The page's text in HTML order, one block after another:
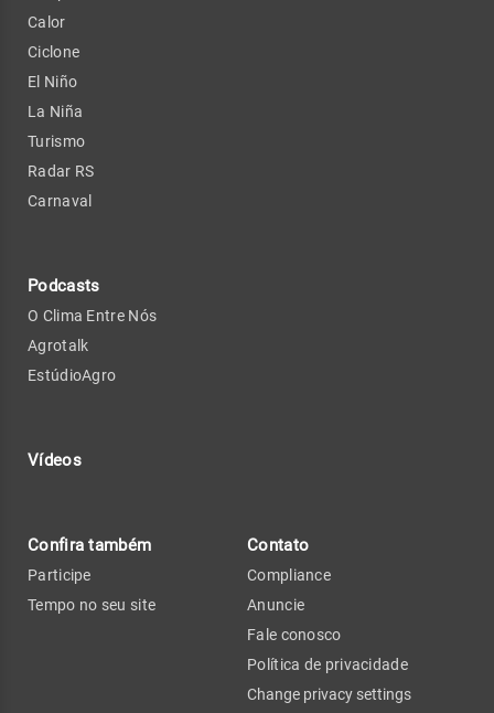
Calor
Ciclone
El Niño
La Niña
Turismo
Radar RS
Carnaval
Podcasts
O Clima Entre Nós
Agrotalk
EstúdioAgro
Vídeos
Confira também
Participe
Tempo no seu site
Contato
Compliance
Anuncie
Fale conosco
Política de privacidade
Change privacy settings